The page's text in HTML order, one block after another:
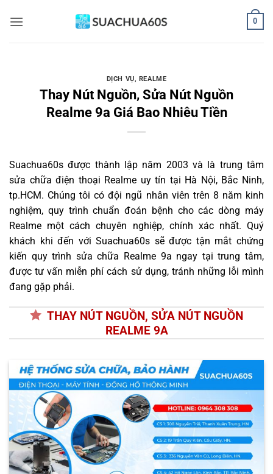
qua
0
DỊCH VỤ, REALME
Thay Nút Nguồn, Sửa Nút Nguồn
Realme 9a Giá Bao Nhiêu Tiền
Suachua60s được thành lập năm 2003 và là trung tâm
sửa chữa điện thoại Realme uy tín tại Hà Nội, Bắc Ninh,
tp.HCM. Chúng tôi có đội ngũ nhân viên trên 8 năm kinh
nghiệm, quy trình chuẩn đoán bệnh cho các dòng máy
Realme một cách chuyên nghiệp, chính xác nhất. Quý
khách khi đến với Suachua60s sẽ được tận mắt chứng
kiến quy trình sửa chữa Realme 9a ngay tại trung tâm,
được tư vấn miễn phí cách sử dụng, tránh những lỗi mình
đang gặp phải.
THAY NÚT NGUỒN, SỬA NÚT NGUỒN
REALME 9A